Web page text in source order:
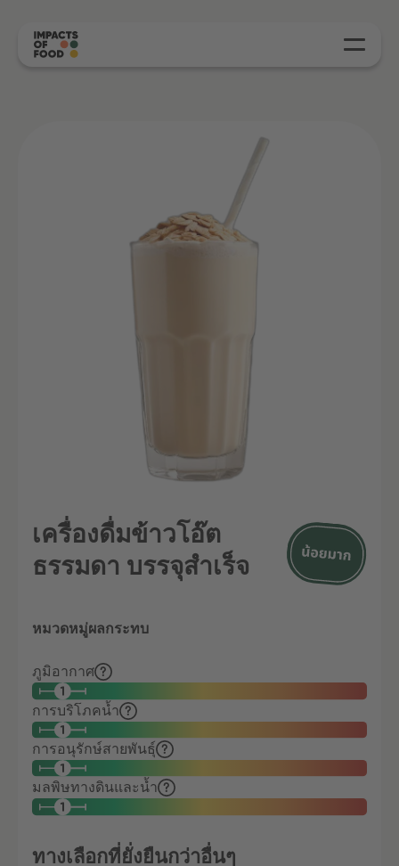
เครื่องดื่มข้าวโอ๊ต
ธรรมดา บรรจุสำเร็จ
หมวดหมู่ผลกระทบ
ภูมิอากาศ
การบริโภคน้ำ
การอนุรักษ์สายพันธุ์
มลพิษทางดินและน้ำ
ทางเลือกที่ยั่งยืนกว่าอื่นๆ